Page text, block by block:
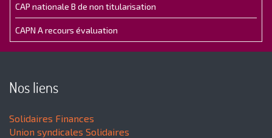
CAP nationale B de non titularisation
CAPN A recours évaluation
Nos liens
Solidaires Finances
Union syndicales Solidaires